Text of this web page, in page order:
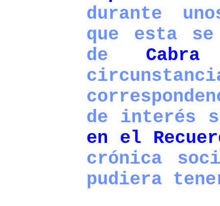
durante
que esta
de Cabra
de interés
en el
crónica
pudiera